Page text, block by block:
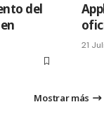
del
21
Mostrar más